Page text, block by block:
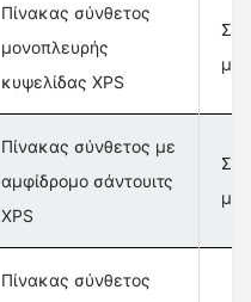
Πίνακας σύνθετος
μονοπλευρής
κυψελίδας XPS
με
Πίνακας σύνθετος με
αμφίδρομο σάντουιτς
XPS
με
Πίνακας σύνθετος